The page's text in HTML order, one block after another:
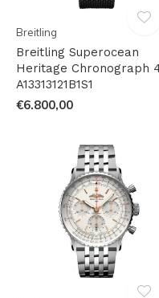
Breitling
Breitling Superocean
Heritage Chronograph
A13313121B1S1
€6.800,00